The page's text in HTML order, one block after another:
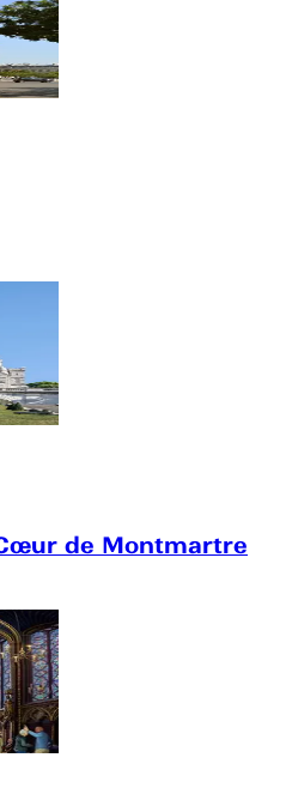
de Montmartre